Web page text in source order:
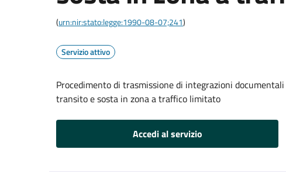
(urn:nir:stato:legge:1990-08-07;241)
Servizio attivo
Procedimento di trasmissione di integrazioni
transito e sosta in zona a traffico limitato
Accedi al servizio